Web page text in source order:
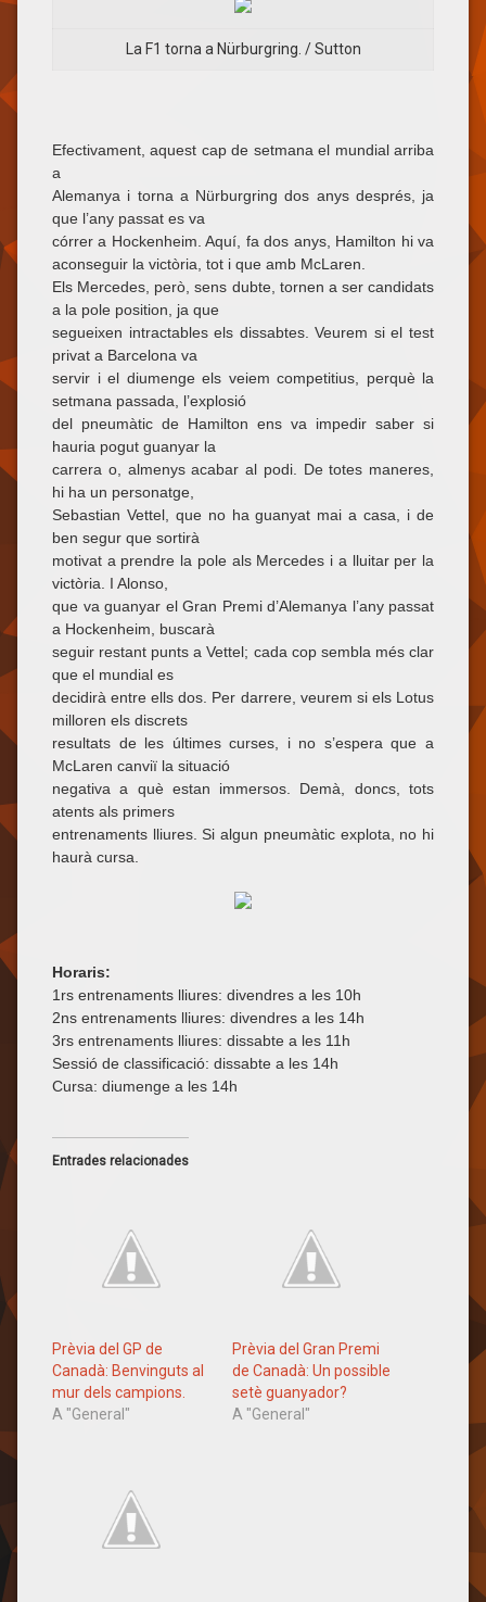
La F1 torna a Nürburgring. / Sutton
Efectivament, aquest cap de setmana el mundial arriba
a
Alemanya i torna a Nürburgring dos anys després, ja
que l’any passat es va
córrer a Hockenheim. Aquí, fa dos anys, Hamilton hi va
aconseguir la victòria, tot i que amb McLaren.
Els Mercedes, però, sens dubte, tornen a ser candidats
a la pole position, ja que
segueixen intractables els dissabtes. Veurem si el test
privat a Barcelona va
servir i el diumenge els veiem competitius, perquè la
setmana passada, l’explosió
del pneumàtic de Hamilton ens va impedir saber si
hauria pogut guanyar la
carrera o, almenys acabar al podi. De totes maneres,
hi ha un personatge,
Sebastian Vettel, que no ha guanyat mai a casa, i de
ben segur que sortirà
motivat a prendre la pole als Mercedes i a lluitar per la
victòria. I Alonso,
que va guanyar el Gran Premi d’Alemanya l’any passat
a Hockenheim, buscarà
seguir restant punts a Vettel; cada cop sembla més clar
que el mundial es
decidirà entre ells dos. Per darrere, veurem si els Lotus
milloren els discrets
resultats de les últimes curses, i no s’espera que a
McLaren canviï la situació
negativa a què estan immersos. Demà, doncs, tots
atents als primers
entrenaments lliures. Si algun pneumàtic explota, no hi
haurà cursa.
Horaris:
1rs entrenaments lliures: divendres a les 10h
2ns entrenaments lliures: divendres a les 14h
3rs entrenaments lliures: dissabte a les 11h
Sessió de classificació: dissabte a les 14h
Cursa: diumenge a les 14h
Entrades relacionades
Prèvia del GP de
Canadà: Benvinguts al
mur dels campions.
A "General"
Prèvia del Gran Premi
de Canadà: Un possible
setè guanyador?
A "General"